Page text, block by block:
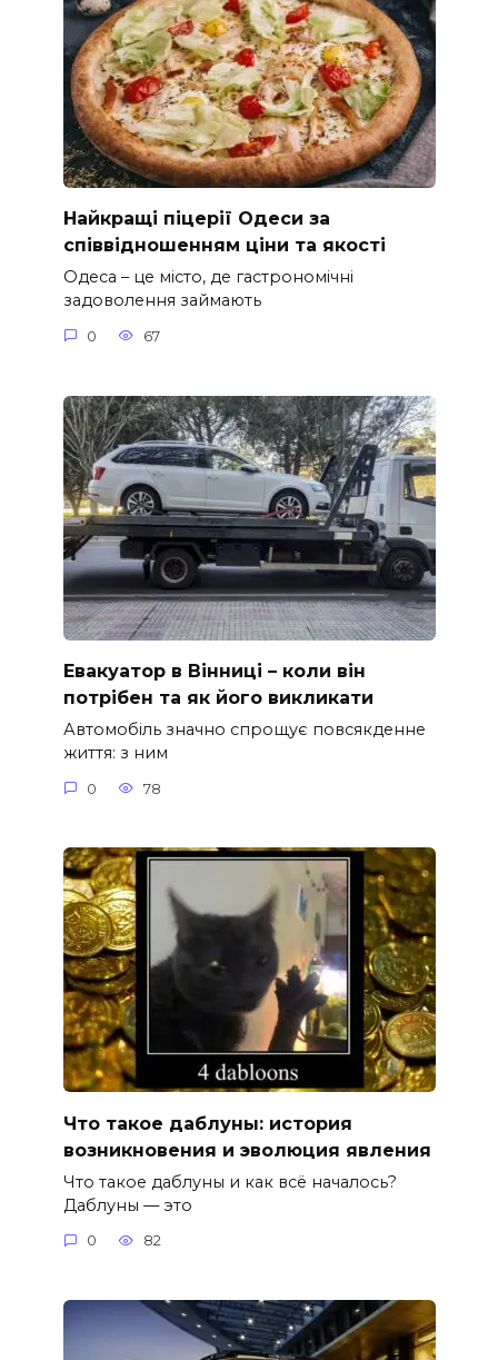
Найкращі піцерії Одеси за
співвідношенням ціни та якості
Одеса – це місто, де гастрономічні
задоволення займають
0 67
Евакуатор в Вінниці – коли він
потрібен та як його викликати
Автомобіль значно спрощує повсякденне
життя: з ним
0 78
Что такое даблуны: история
возникновения и эволюция явления
Что такое даблуны и как всё началось?
Даблуны — это
0 82